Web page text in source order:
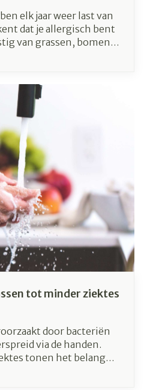
elk jaar weer last van
dat je allergisch bent
van grassen, bomen
keel.
niet, en al zeker niet
hoe herken je het
van hooikoorts en
tot minder ziektes
door bacteriën
via de handen.
tonen het belang